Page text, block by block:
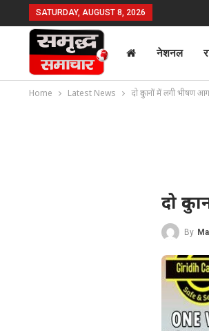
SATURDAY, AUGUST 8, 2026
नेशनल
Home Latest News दो दुकानों में लगी भीषण
दो
By